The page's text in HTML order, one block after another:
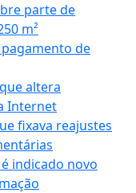
parte de
m²
de
altera
Internet
fixava reajustes
indicado novo